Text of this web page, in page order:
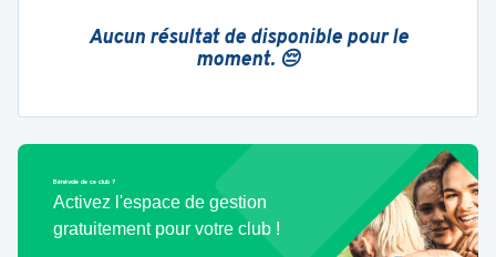
Aucun résultat de disponible pour le
moment. 😔
Bénévole de ce club ?
Activez l'espace de gestion
gratuitement pour votre club !